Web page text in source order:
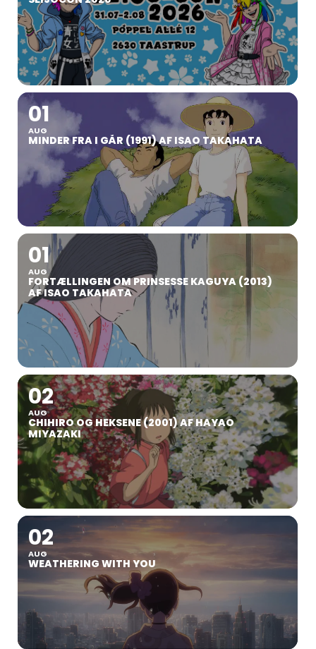
01
AUG
MINDER FRA I GÅR (1991) AF ISAO TAKAHATA
01
AUG
FORTÆLLINGEN OM PRINSESSE KAGUYA (2013)
AF ISAO TAKAHATA
02
AUG
CHIHIRO OG HEKSENE (2001) AF HAYAO
MIYAZAKI
02
AUG
WEATHERING WITH YOU